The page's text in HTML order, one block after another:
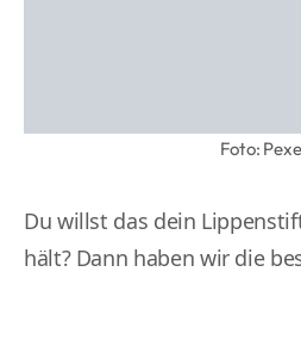
Foto:
Du willst das dein
hält? Dann haben wir die